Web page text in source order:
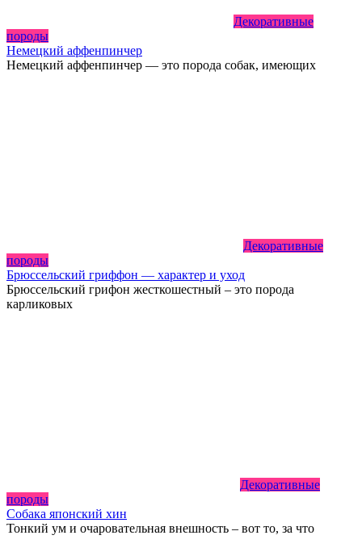
Декоративные
породы
Немецкий аффенпинчер
Немецкий аффенпинчер — это порода собак, имеющих
Декоративные
породы
Брюссельский гриффон — характер и уход
Брюссельский грифон жесткошестный – это порода
карликовых
Декоративные
породы
Собака японский хин
Тонкий ум и очаровательная внешность – вот то, за что